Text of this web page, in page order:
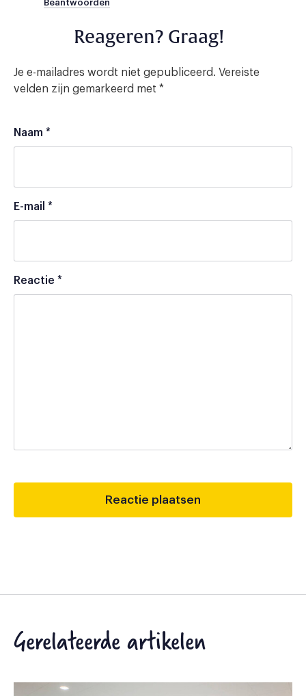
Beantwoorden
Reageren? Graag!
Je e-mailadres wordt niet gepubliceerd. Vereiste
velden zijn gemarkeerd met *
Naam *
E-mail *
Reactie *
Gerelateerde artikelen